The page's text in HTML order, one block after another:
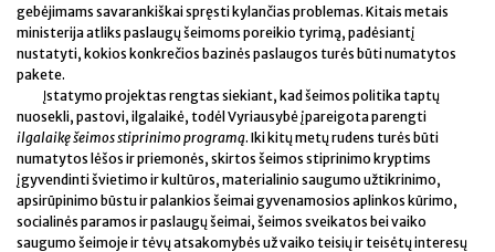
gebėjimams savarankiškai spręsti kylančias problemas. Kitais metais
ministerija atliks paslaugų šeimoms poreikio tyrimą, padėsiantį
nustatyti, kokios konkrečios bazinės paslaugos turės būti numatytos
pakete.
Įstatymo projektas rengtas siekiant, kad šeimos politika taptų
nuosekli, pastovi, ilgalaikė, todėl Vyriausybė įpareigota parengti
ilgalaikę šeimos stiprinimo programą. Iki kitų metų rudens turės būti
numatytos lėšos ir priemonės, skirtos šeimos stiprinimo kryptims
įgyvendinti švietimo ir kultūros, materialinio saugumo užtikrinimo,
apsirūpinimo būstu ir palankios šeimai gyvenamosios aplinkos kūrimo,
socialinės paramos ir paslaugų šeimai, šeimos sveikatos bei vaiko
saugumo šeimoje ir tėvų atsakomybės už vaiko teisių ir teisėtų interesų